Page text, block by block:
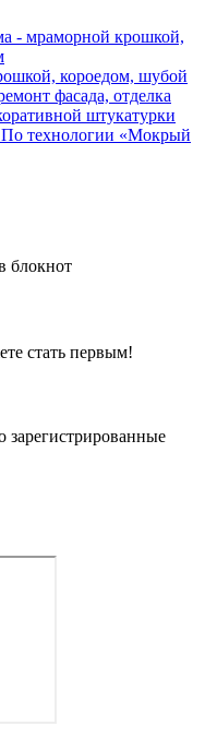
- мраморной крошкой,
короедом, шубой
фасада, отделка
штукатурки
технологии «Мокрый
блокнот
стать первым!
зарегистрированные